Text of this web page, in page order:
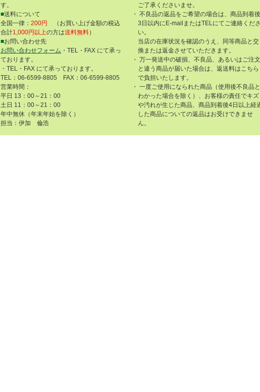
す。
■送料について
全国一律： 200円 （お買い上げ金額の税込
合計1,000円以上の方は送料無料）
■お問い合わせ先
お問い合わせフォーム ・TEL・FAX にて承っ
ております。
・TEL・FAX にて承っております。
TEL：06-6599-8805 FAX：06-6599-8805
営業時間：
平日 13：00～21：00
土日 11：00～21：00
年中無休（年末年始を除く）
担当：伊加 倫浩
ご了承くださいませ。
・ 不良品の返品をご希望の場合は、商品到着後
3日以内にE-mailまたはTELにてご連絡くださ
い。
当店の在庫状況を確認のうえ、同等商品と交
換または返金させていただきます。
・ 万一発送中の破損、不良品、あるいはご注文
と違う商品が届いた場合は、返送料はこちら
で負担いたします。
・ 一度ご使用になられた商品（使用後不良品と
わかった場合を除く）、お客様の責任でキズ
や汚れが生じた商品、商品到着後4日以上経
した商品についての返品はお受けできませ
ん。